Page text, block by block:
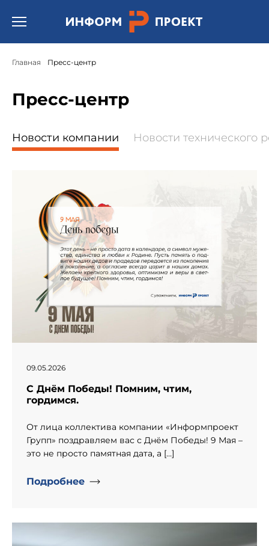
Открыть бургер меню.
Главная Пресс-центр
Пресс-центр
Новости компании Новости технического
09.05.2026
С Днём Победы! Помним, чтим,
гордимся.
От лица коллектива компании «Информпроект
Групп» поздравляем вас с Днём Победы! 9 Мая –
это не просто памятная дата, а […]
Подробнее